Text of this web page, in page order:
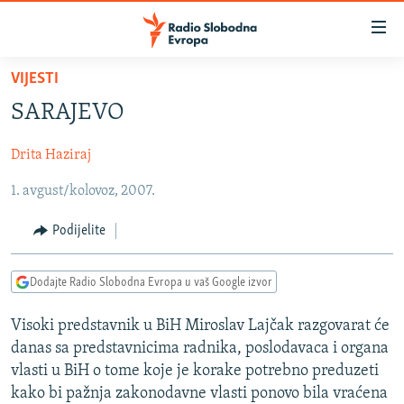
Pređite
glavni
Pređite
na
navigaciju
Pređite
na
pretragu
BOSNA I HERCEGOVINA
SRBIJA
KOSOVO
CRNA GORA
VIZUELNO
VIDEO
FOTOGALERIJE
INFOGRAFIKE
PODCASTI
RAT U UKRAJINI
KINA NA BALKANU
RSE PRIČE IZ SVIJETA
VIJESTI
SARAJEVO
Drita Haziraj
1. avgust/kolovoz, 2007.
Podijelite
Dodajte Radio Slobodna Evropa u vaš Google izvor
Visoki predstavnik u BiH Miroslav Lajčak razgovarat će
danas sa predstavnicima radnika, poslodavaca i organa
vlasti u BiH o tome koje je korake potrebno preduzeti
kako bi pažnja zakonodavne vlasti ponovo bila vraćena